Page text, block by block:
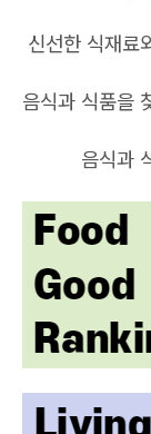
신선한 식재료
음식과 식품을
음식과